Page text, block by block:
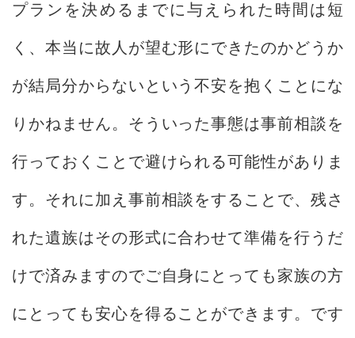
プランを決めるまでに与えられた時間は短
く、本当に故人が望む形にできたのかどうか
が結局分からないという不安を抱くことにな
りかねません。そういった事態は事前相談を
行っておくことで避けられる可能性がありま
す。それに加え事前相談をすることで、残さ
れた遺族はその形式に合わせて準備を行うだ
けで済みますのでご自身にとっても家族の方
にとっても安心を得ることができます。です